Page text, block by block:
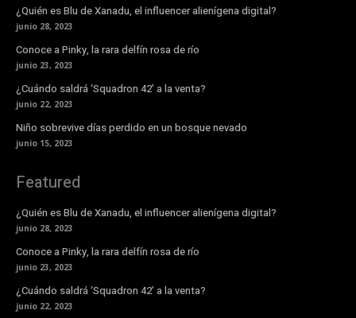
¿Quién es Blu de Xanadu, el influencer alienígena digital?
junio 28, 2023
Conoce a Pinky, la rara delfín rosa de río
junio 23, 2023
¿Cuándo saldrá ‘Squadron 42’ a la venta?
junio 22, 2023
Niño sobrevive días perdido en un bosque nevado
junio 15, 2023
Featured
¿Quién es Blu de Xanadu, el influencer alienígena digital?
junio 28, 2023
Conoce a Pinky, la rara delfín rosa de río
junio 23, 2023
¿Cuándo saldrá ‘Squadron 42’ a la venta?
junio 22, 2023